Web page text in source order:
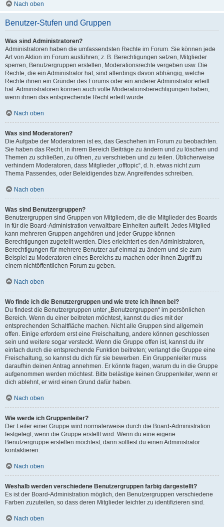
Nach oben
Benutzer-Stufen und Gruppen
Was sind Administratoren?
Administratoren haben die umfassendsten Rechte im Forum. Sie können jede
Art von Aktion im Forum ausführen; z. B. Berechtigungen setzen, Mitglieder
sperren, Benutzergruppen erstellen, Moderationsrechte vergeben usw. Die
Rechte, die ein Administrator hat, sind allerdings davon abhängig, welche
Rechte ihnen ein Gründer des Forums oder ein anderer Administrator erteilt
hat. Administratoren können auch volle Moderationsberechtigungen haben,
wenn ihnen das entsprechende Recht erteilt wurde.
Nach oben
Was sind Moderatoren?
Die Aufgabe der Moderatoren ist es, das Geschehen im Forum zu beobachten.
Sie haben das Recht, in ihrem Bereich Beiträge zu ändern und zu löschen und
Themen zu schließen, zu öffnen, zu verschieben und zu teilen. Üblicherweise
verhindern Moderatoren, dass Mitglieder „offtopic“, d. h. etwas nicht zum
Thema Passendes, oder Beleidigendes bzw. Angreifendes schreiben.
Nach oben
Was sind Benutzergruppen?
Benutzergruppen sind Gruppen von Mitgliedern, die die Mitglieder des Boards
in für die Board-Administration verwaltbare Einheiten aufteilt. Jedes Mitglied
kann mehreren Gruppen angehören und jeder Gruppe können
Berechtigungen zugeteilt werden. Dies erleichtert es den Administratoren,
Berechtigungen für mehrere Benutzer auf einmal zu ändern und sie zum
Beispiel zu Moderatoren eines Bereichs zu machen oder ihnen Zugriff zu
einem nichtöffentlichen Forum zu geben.
Nach oben
Wo finde ich die Benutzergruppen und wie trete ich ihnen bei?
Du findest die Benutzergruppen unter „Benutzergruppen“ im persönlichen
Bereich. Wenn du einer beitreten möchtest, kannst du dies mit der
entsprechenden Schaltfläche machen. Nicht alle Gruppen sind allgemein
offen. Einige erfordern erst eine Freischaltung, andere können geschlossen
sein und weitere sogar versteckt. Wenn die Gruppe offen ist, kannst du ihr
einfach durch die entsprechende Funktion beitreten; verlangt die Gruppe eine
Freischaltung, so kannst du dich für sie bewerben. Ein Gruppenleiter muss
daraufhin deinen Antrag annehmen. Er könnte fragen, warum du in die Gruppe
aufgenommen werden möchtest. Bitte belästige keinen Gruppenleiter, wenn er
dich ablehnt, er wird einen Grund dafür haben.
Nach oben
Wie werde ich Gruppenleiter?
Der Leiter einer Gruppe wird normalerweise durch die Board-Administration
festgelegt, wenn die Gruppe erstellt wird. Wenn du eine eigene
Benutzergruppe erstellen möchtest, dann solltest du einen Administrator
kontaktieren.
Nach oben
Weshalb werden verschiedene Benutzergruppen farbig dargestellt?
Es ist der Board-Administration möglich, den Benutzergruppen verschiedene
Farben zuzuteilen, so dass deren Mitglieder leichter zu identifizieren sind.
Nach oben